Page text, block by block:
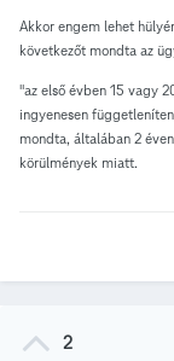
Akkor engem lehet
következőt mondta az
"az első évben 15 vagy
ingyenesen
mondta, általában 2
körülmények miatt.
2